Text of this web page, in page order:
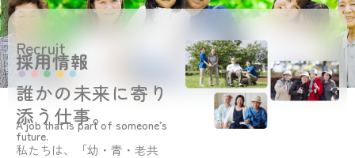
Recruit
採用情報
誰かの未来に寄り
添う仕事。
A job that is part of someone’s
future.
私たちは、「幼・青・老共